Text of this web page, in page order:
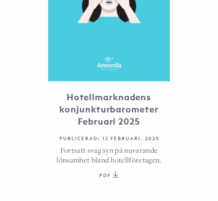
Hotellmarknadens
konjunkturbarometer
Februari 2025
PUBLICERAD: 12 FEBRUARI, 2025
Fortsatt svag syn på nuvarande
lönsamhet bland hotellföretagen.
PDF